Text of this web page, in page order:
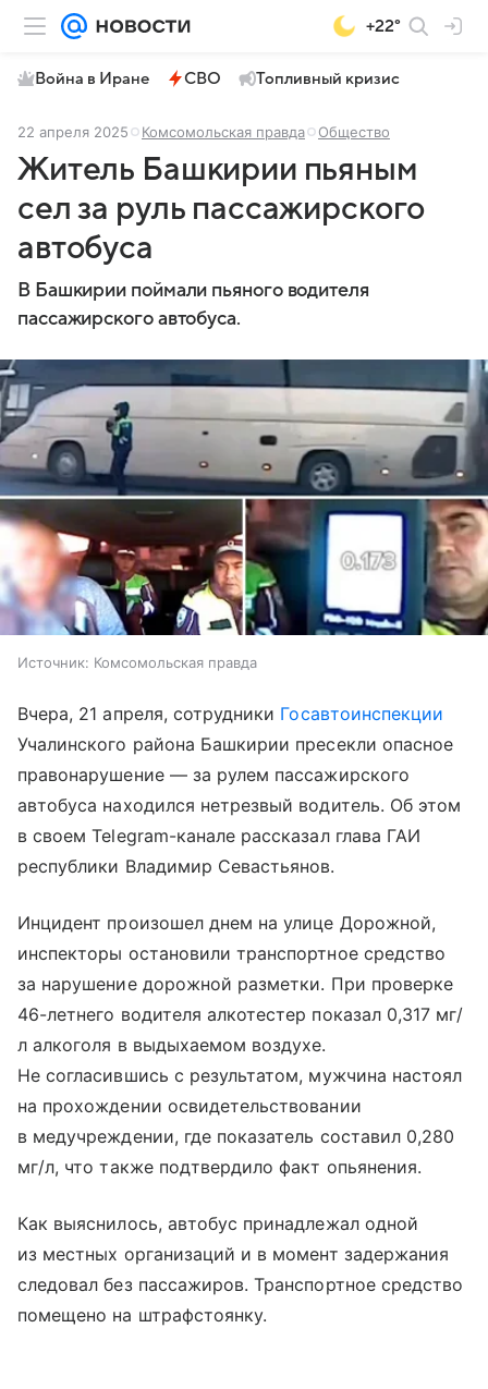
+22°
Война в Иране СВО Топливный кризис
22 апреля 2025 Комсомольская правда Общество
Житель Башкирии пьяным
сел за руль пассажирского
автобуса
В Башкирии поймали пьяного водителя
пассажирского автобуса.
Источник: Комсомольская правда
Вчера, 21 апреля, сотрудники Госавтоинспекции
Учалинского района Башкирии пресекли опасное
правонарушение — за рулем пассажирского
автобуса находился нетрезвый водитель. Об этом
в своем Telegram-канале рассказал глава ГАИ
республики Владимир Севастьянов.
Инцидент произошел днем на улице Дорожной,
инспекторы остановили транспортное средство
за нарушение дорожной разметки. При проверке
46-летнего водителя алкотестер показал 0,317 мг/
л алкоголя в выдыхаемом воздухе.
Не согласившись с результатом, мужчина настоял
на прохождении освидетельствовании
в медучреждении, где показатель составил 0,280
мг/л, что также подтвердило факт опьянения.
Как выяснилось, автобус принадлежал одной
из местных организаций и в момент задержания
следовал без пассажиров. Транспортное средство
помещено на штрафстоянку.